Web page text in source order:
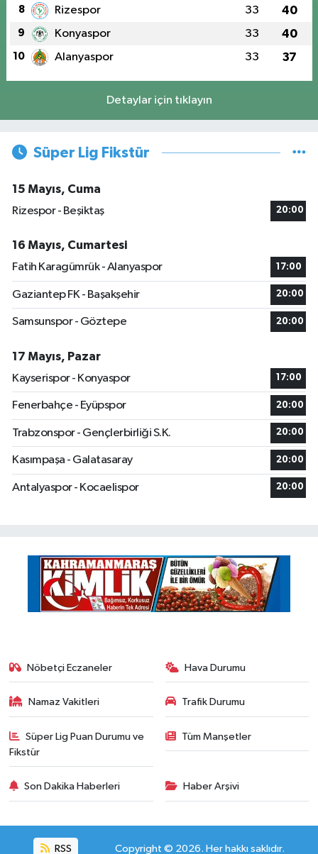
8 Rizespor 33 40
9 Konyaspor 33 40
10 Alanyaspor 33 37
Detaylar için tıklayın
Süper Lig Fikstür
15 Mayıs, Cuma
Rizespor - Beşiktaş
20:00
16 Mayıs, Cumartesi
Fatih Karagümrük - Alanyaspor
17:00
Gaziantep FK - Başakşehir 20:00
Samsunspor - Göztepe 20:00
17 Mayıs, Pazar
Kayserispor - Konyaspor
17:00
Fenerbahçe - Eyüpspor 20:00
Trabzonspor - Gençlerbirliği S.K. 20:00
Kasımpaşa - Galatasaray 20:00
Antalyaspor - Kocaelispor 20:00
Nöbetçi Eczaneler Hava Durumu
Namaz Vakitleri Trafik Durumu
Süper Lig Puan Durumu ve
Fikstür
Tüm Manşetler
Son Dakika Haberleri Haber Arşivi
RSS Copyright © 2026. Her hakkı saklıdır.